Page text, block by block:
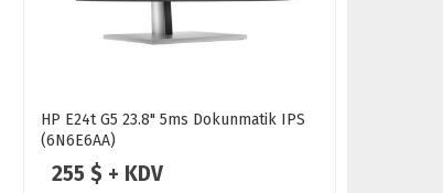
HP E24t G5 23.8" 5ms Dokunmatik IPS
(6N6E6AA)
255 $ + KDV